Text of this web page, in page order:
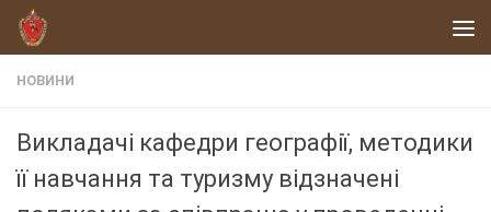
Skip to content
НОВИНИ
Викладачі кафедри географії, методики
її навчання та туризму відзначені